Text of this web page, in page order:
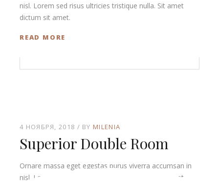
nisl. Lorem sed risus ultricies tristique nulla. Sit amet
dictum sit amet.
READ MORE
4 НОЯБРЯ, 2018 BY MILENIA
Superior Double Room
Ornare massa eget egestas purus viverra accumsan in
nisl. Lorem sed risus ultricies tristique nulla. Sit amet